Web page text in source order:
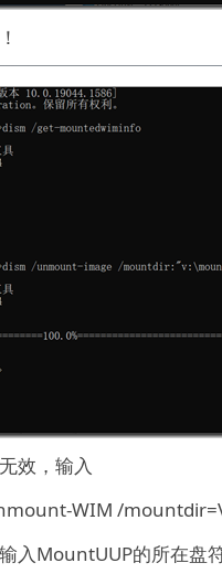
效，输入
WIM /
入MountUUP的所在盘符